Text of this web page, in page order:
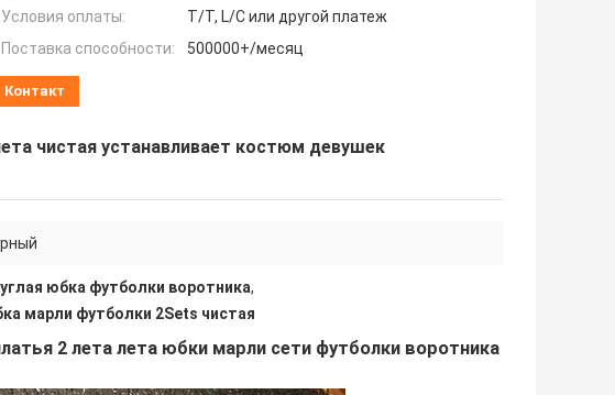
Условия оплаты:
T/T, L/C или другой платеж
Поставка способности:
500000+/месяц
Контакт
чистая устанавливает костюм девушек
юбка футболки воротника,
марли футболки 2Sets чистая
2 лета лета юбки марли сети футболки воротника